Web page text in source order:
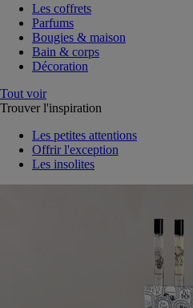
Les coffrets
Parfums
Bougies & maison
Bain & corps
Décoration
Tout voir
Trouver l'inspiration
Les petites attentions
Offrir l'exception
Les insolites